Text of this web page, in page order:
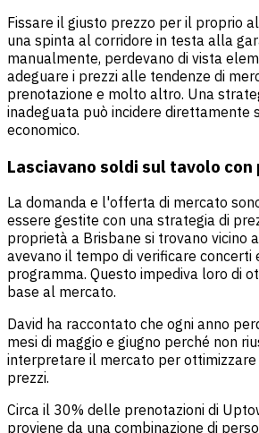
Fissare il giusto prezzo per il proprio
una spinta al corridore in testa alla
manualmente, perdevano di vista
adeguare i prezzi alle tendenze di
prenotazione e molto altro. Una
inadeguata può incidere direttamente
economico.
Lasciavano soldi sul tavolo
La domanda e l'offerta di mercato
essere gestite con una strategia di
proprietà a Brisbane si trovano vicino
avevano il tempo di verificare concerti
programma. Questo impediva loro di
base al mercato.
David ha raccontato che ogni anno
mesi di maggio e giugno perché non
interpretare il mercato per
prezzi.
Circa il 30% delle prenotazioni di
proviene da una combinazione di